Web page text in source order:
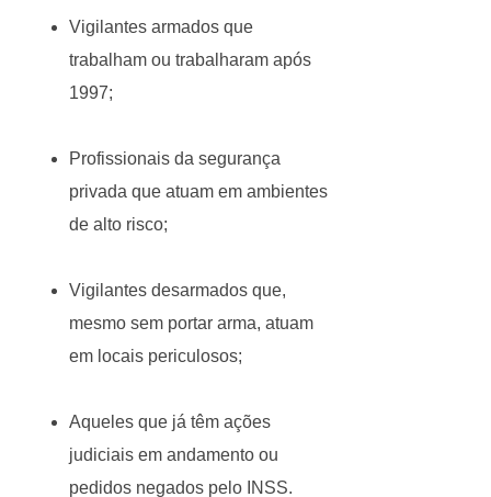
Vigilantes armados que
trabalham ou trabalharam após
1997;
Profissionais da segurança
privada que atuam em ambientes
de alto risco;
Vigilantes desarmados que,
mesmo sem portar arma, atuam
em locais periculosos;
Aqueles que já têm ações
judiciais em andamento ou
pedidos negados pelo INSS.